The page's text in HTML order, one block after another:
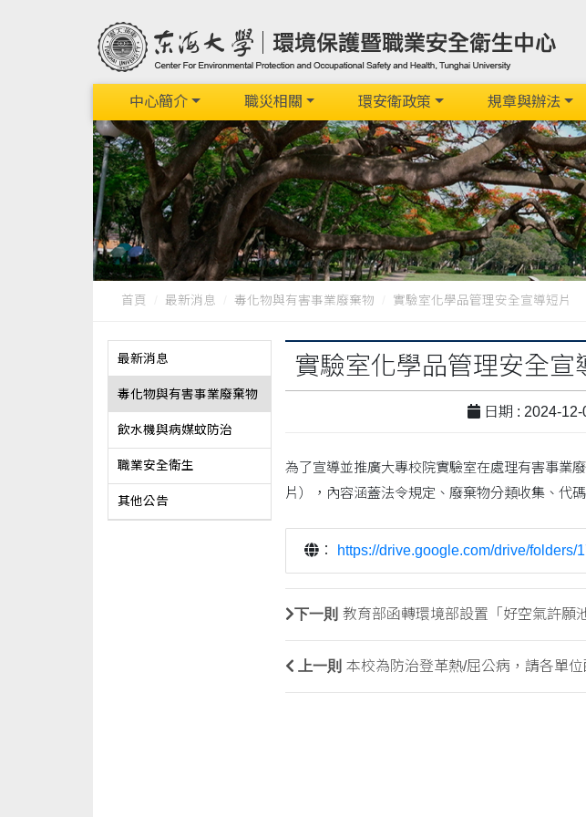
中心簡介 職災相關 環安衛政策 規章與辦法
首頁 最新消息 毒化物與有害事業廢棄物 實驗室化學品管理安全宣導短片
最新消息
毒化物與有害事業廢棄物
飲水機與病媒蚊防治
職業安全衛生
其他公告
實驗室化學品管理安全宣
日期 : 2024-12-
為了宣導並推廣大專校院實驗室在處理有害事業
片），內容涵蓋法令規定、廢棄物分類收集、代
： https://drive.google.com/drive/
下一則 教育部函轉環境部設置「好空氣許願
上一則 本校為防治登革熱/屈公病，請各單